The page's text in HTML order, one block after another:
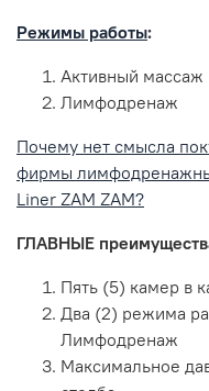
Режимы работы:
Активный массаж
Лимфодренаж
Почему нет смысла
фирмы
Liner ZAM ZAM?
ГЛАВНЫЕ
Пять (5) камер в
Два (2) режима
Лимфодренаж
Максимальное